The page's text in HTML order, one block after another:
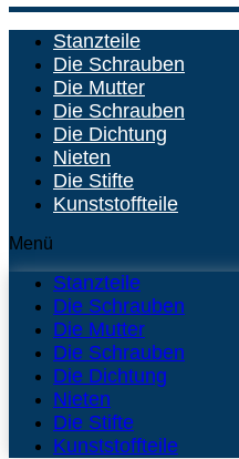
Stanzteile
Die Schrauben
Die Mutter
Die Schrauben
Die Dichtung
Nieten
Die Stifte
Kunststoffteile
Menü
Stanzteile
Die Schrauben
Die Mutter
Die Schrauben
Die Dichtung
Nieten
Die Stifte
Kunststoffteile